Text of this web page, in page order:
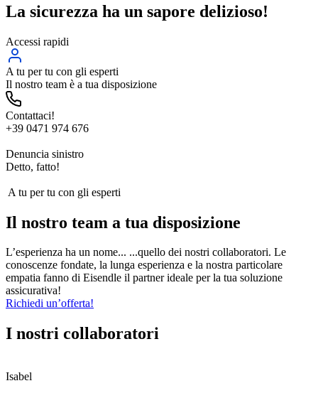
La sicurezza ha un sapore delizioso!
Accessi rapidi
A tu per tu con gli esperti
Il nostro team è a tua disposizione
Contattaci!
+39 0471 974 676
Denuncia sinistro
Detto, fatto!
A tu per tu con gli esperti
Il nostro team a tua disposizione
L’esperienza ha un nome... ...quello dei nostri collaboratori. Le
conoscenze fondate, la lunga esperienza e la nostra particolare
empatia fanno di Eisendle il partner ideale per la tua soluzione
assicurativa!
Richiedi un’offerta!
I nostri collaboratori
Isabel